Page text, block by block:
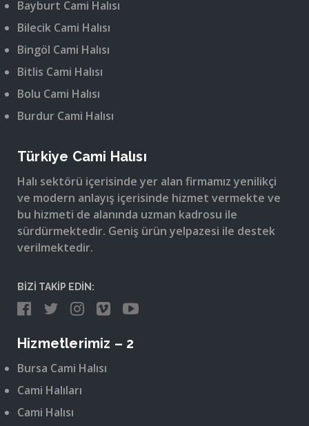
Bayburt Cami Halısı
Bilecik Cami Halısı
Bingöl Cami Halısı
Bitlis Cami Halısı
Bolu Cami Halısı
Burdur Cami Halısı
Türkiye Cami Halısı
Halı sektörü içerisinde yer alan firmamız yenilikçi
ve modern anlayış içerisinde hizmet vermekte ve
bu hizmeti de alanında uzman kadrosu ile
sürdürmektedir. Geniş ürün yelpazesi ile destek
verilmektedir.
BİZİ TAKİP EDİN:
Hizmetlerimiz – 2
Bursa Cami Halısı
Cami Halıları
Cami Halısı